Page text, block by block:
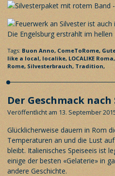
Tags: Buon Anno,ComeToRome,
like a local, localike, LOCALIKE Roma,
Rome, Silvesterbrauch, Tradition,
Der Geschmack nach
Veröffentlicht am 13. September
Glücklicherweise dauern in Rom
Temperaturen an und die Lust
bleibt. Italienisches Speiseeis ist
einige der besten «Gelaterie» in
andere Geschichte.